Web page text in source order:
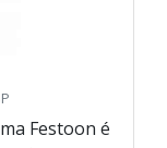
Festoon é